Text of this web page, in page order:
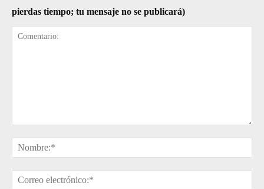
pierdas tiempo; tu mensaje no se publicará)